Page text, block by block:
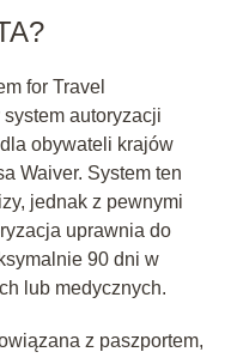
for Travel
autoryzacji
obywateli krajów
Waiver. System ten
jednak z pewnymi
uprawnia do
90 dni w
lub medycznych.
z paszportem,